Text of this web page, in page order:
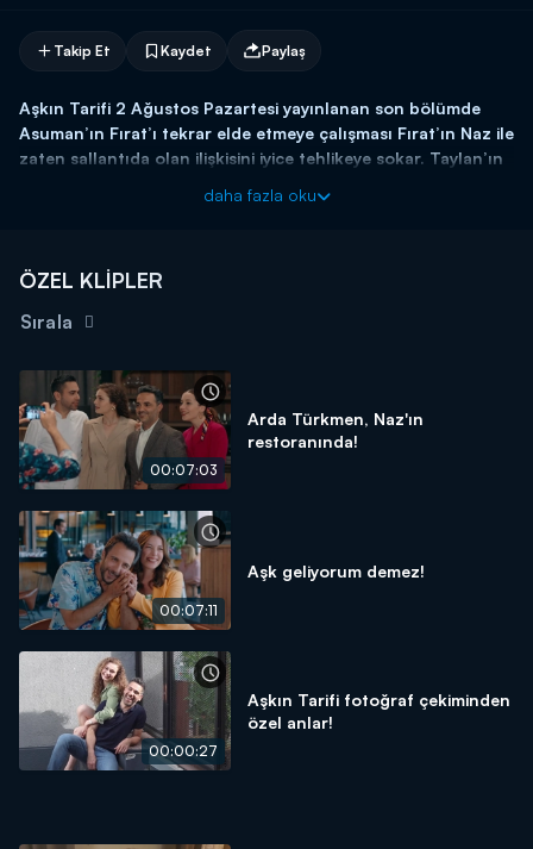
Takip Et Kaydet Paylaş
Aşkın Tarifi 2 Ağustos Pazartesi yayınlanan son bölümde
Asuman’ın Fırat’ı tekrar elde etmeye çalışması Fırat’ın Naz ile
zaten sallantıda olan ilişkisini iyice tehlikeye sokar. Taylan’ın
uçurumun kenarına getirir. Naz, arasında sıkışıp kaldığı
Aşkın Tarifi yeni bölümüyle Pazartesi 20.00'de Kanal D'de!
daha fazla oku
ÖZEL KLİPLER
Sırala
00:07:03
Arda Türkmen, Naz'ın
restoranında!
00:07:11
Aşk geliyorum demez!
00:00:27
Aşkın Tarifi fotoğraf çekiminden
özel anlar!